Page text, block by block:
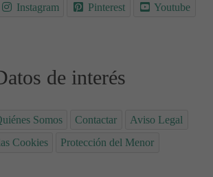
Instagram Pinterest Youtube
de interés
Somos Contactar
Aviso Legal
Cookies
Protección del Menor